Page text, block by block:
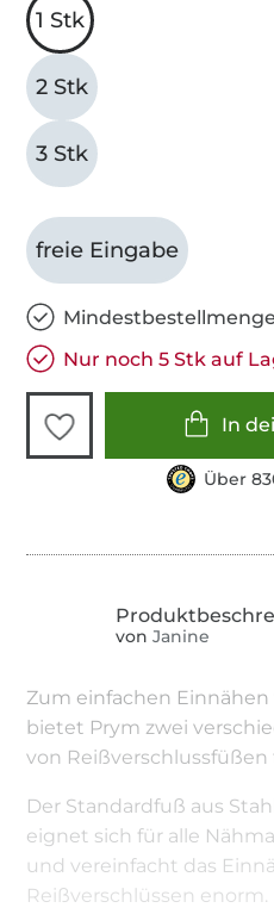
1 Stk
2 Stk
3 Stk
freie Eingabe
Nur noch 5 Stk auf
In
Über
von Janine
Zum einfachen
bietet Prym zwei
von
Der Standardfuß aus
eignet sich für alle
und vereinfacht das
Reißverschlüssen enorm.